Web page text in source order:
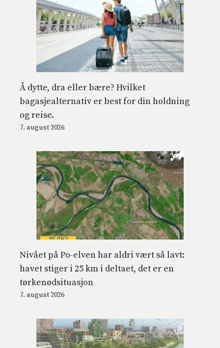
Å dytte, dra eller bære? Hvilket
bagasjealternativ er best for din holdning
og reise.
7. august 2026
Nivået på Po-elven har aldri vært så lavt:
havet stiger i 25 km i deltaet, det er en
tørkenødsituasjon
7. august 2026